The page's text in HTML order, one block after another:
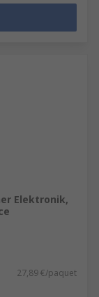
Elektronik,
27,89 €/paquet